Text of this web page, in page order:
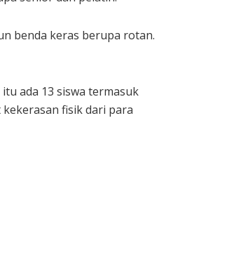
benda keras berupa rotan.
ada 13 siswa termasuk
fisik dari para